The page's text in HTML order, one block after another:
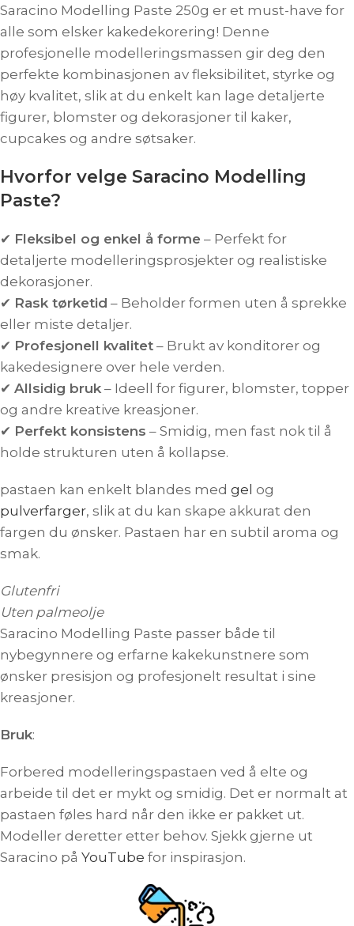
Saracino Modelling Paste 250g er et must-have for
alle som elsker kakedekorering! Denne
profesjonelle modelleringsmassen gir deg den
perfekte kombinasjonen av fleksibilitet, styrke og
høy kvalitet, slik at du enkelt kan lage detaljerte
figurer, blomster og dekorasjoner til kaker,
cupcakes og andre søtsaker.
Hvorfor velge Saracino Modelling
Paste?
✔ Fleksibel og enkel å forme – Perfekt for
detaljerte modelleringsprosjekter og realistiske
dekorasjoner.
✔ Rask tørketid – Beholder formen uten å sprekke
eller miste detaljer.
✔ Profesjonell kvalitet – Brukt av konditorer og
kakedesignere over hele verden.
✔ Allsidig bruk – Ideell for figurer, blomster, topper
og andre kreative kreasjoner.
✔ Perfekt konsistens – Smidig, men fast nok til å
holde strukturen uten å kollapse.
pastaen kan enkelt blandes med gel og
pulverfarger, slik at du kan skape akkurat den
fargen du ønsker. Pastaen har en subtil aroma og
smak.
Glutenfri
Uten palmeolje
Saracino Modelling Paste passer både til
nybegynnere og erfarne kakekunstnere som
ønsker presisjon og profesjonelt resultat i sine
kreasjoner.
Bruk:
Forbered modelleringspastaen ved å elte og
arbeide til det er mykt og smidig. Det er normalt at
pastaen føles hard når den ikke er pakket ut.
Modeller deretter etter behov. Sjekk gjerne ut
Saracino på YouTube for inspirasjon.